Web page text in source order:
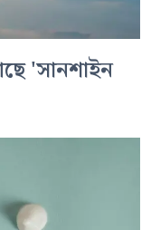
'সানশাইন